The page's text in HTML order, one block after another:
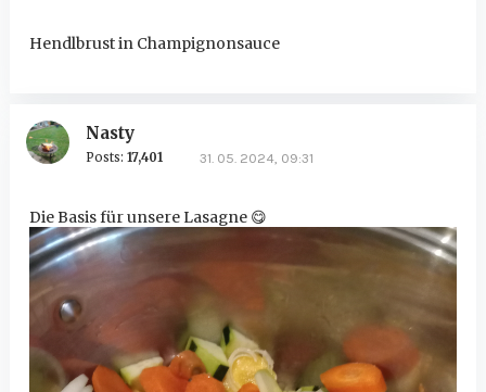
Hendlbrust in Champignonsauce
Nasty
Posts: 17,401 31. 05. 2024, 09:31
Die Basis für unsere Lasagne 😋